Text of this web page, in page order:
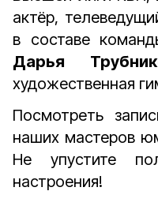
актёр,
в составе
Дарья
художественная
Посмотреть
наших мастеров
Не упустите
настроения!